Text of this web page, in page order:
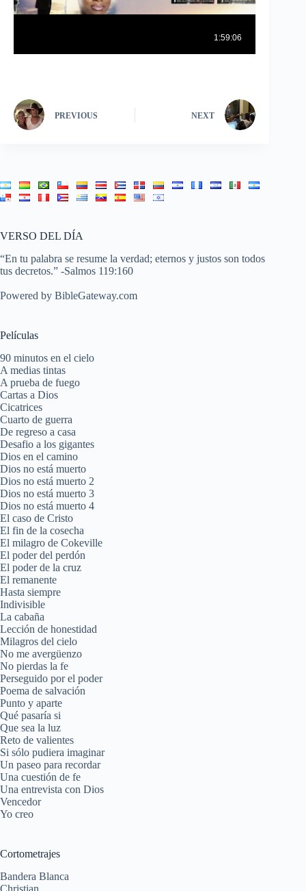
PREVIOUS NEXT
VERSO DEL DÍA
“En tu palabra se resume la verdad; eternos y justos son todos
tus decretos.” -Salmos 119:160
Powered by BibleGateway.com
Películas
90 minutos en el cielo
A medias tintas
A prueba de fuego
Cartas a Dios
Cicatrices
Cuarto de guerra
De regreso a casa
Desafio a los gigantes
Dios en el camino
Dios no está muerto
Dios no está muerto 2
Dios no está muerto 3
Dios no está muerto 4
El caso de Cristo
El fin de la cosecha
El milagro de Cokeville
El poder del perdón
El poder de la cruz
El remanente
Hasta siempre
Indivisible
La cabaña
Lección de honestidad
Milagros del cielo
No me avergüenzo
No pierdas la fe
Perseguido por el poder
Poema de salvación
Punto y aparte
Qué pasaría si
Que sea la luz
Reto de valientes
Si sólo pudiera imaginar
Un paseo para recordar
Una cuestión de fe
Una entrevista con Dios
Vencedor
Yo creo
Cortometrajes
Bandera Blanca
Christian